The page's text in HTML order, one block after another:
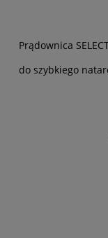
Prądownica
do szybkiego